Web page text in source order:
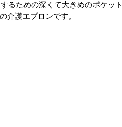
るための深くて大きめのポケット
介護エプロンです。